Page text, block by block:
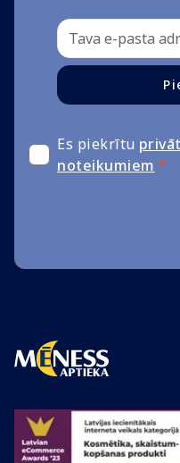
Es piekrītu
noteikumiem *